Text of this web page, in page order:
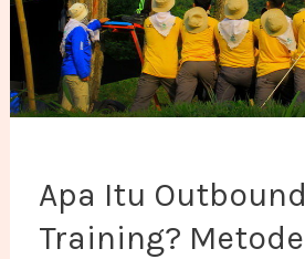
Apa Itu Outbound
Training? Metode